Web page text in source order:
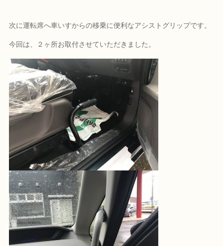
次に運転席へ車いすからの移乗に便利なアシストグリップです。
今回は、２ヶ所お取付させていただきました。